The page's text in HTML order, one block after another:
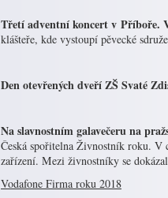
Třetí adventní koncert v Příboře.
klášteře, kde vystoupí pěvecké
Den otevřených dveří ZŠ Svaté
Na slavnostním galavečeru na
Česká spořitelna Živnostník roku. V
zařízení. Mezi živnostníky se
Vodafone Firma roku 2018